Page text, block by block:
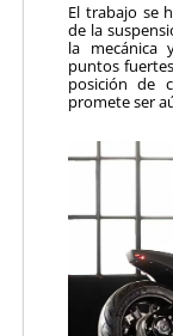
El trabajo se
de la
la mecánica
puntos
posición de
promete ser